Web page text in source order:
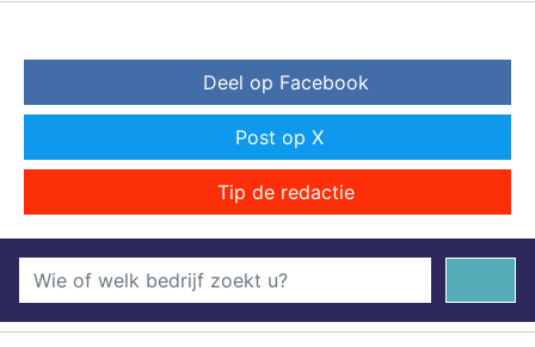
Deel op Facebook
Post op X
Tip de redactie